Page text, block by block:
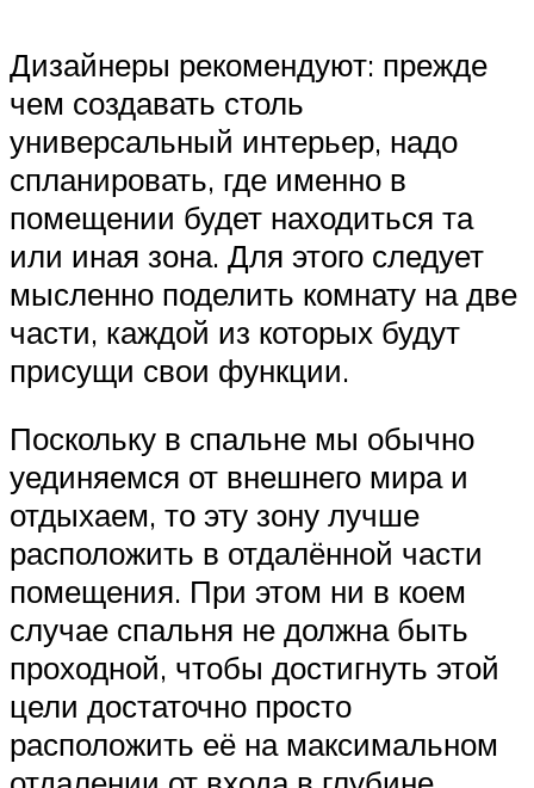
Дизайнеры рекомендуют: прежде
чем создавать столь
универсальный интерьер, надо
спланировать, где именно в
помещении будет находиться та
или иная зона. Для этого следует
мысленно поделить комнату на две
части, каждой из которых будут
присущи свои функции.
Поскольку в спальне мы обычно
уединяемся от внешнего мира и
отдыхаем, то эту зону лучше
расположить в отдалённой части
помещения. При этом ни в коем
случае спальня не должна быть
проходной, чтобы достигнуть этой
цели достаточно просто
расположить её на максимальном